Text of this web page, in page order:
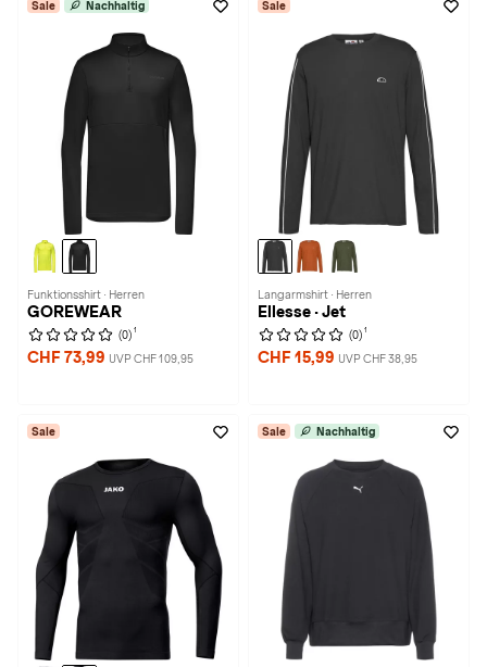
Sale Nachhaltig
Funktionsshirt · Herren
GOREWEAR
(0) 1
CHF 73,99 UVP CHF 109,95
Sale
Langarmshirt · Herren
Ellesse · Jet
(0) 1
CHF 15,99 UVP CHF 38,95
Sale Sale Nachhaltig